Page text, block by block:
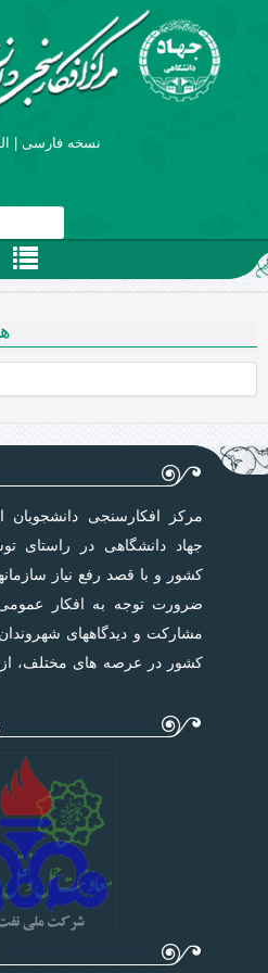
نسخه فارسی
مرکز افکارسنجی دانشجویان
جهاد دانشگاهی در راستای
کشور و با قصد رفع نیاز
ضرورت توجه به افکار
مشارکت و دیدگاههای